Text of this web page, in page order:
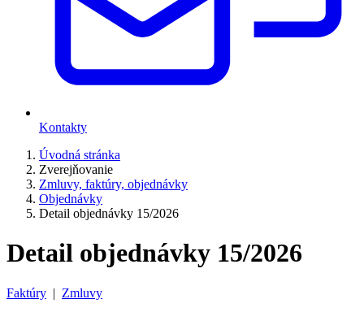
Kontakty
Úvodná stránka
Zverejňovanie
Zmluvy, faktúry, objednávky
Objednávky
Detail objednávky 15/2026
Detail objednávky 15/2026
Faktúry | Zmluvy